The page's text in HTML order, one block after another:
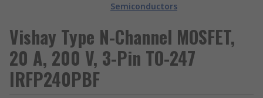
Semiconductors
Vishay Type N-Channel MOSFET,
20 A, 200 V, 3-Pin TO-247
IRFP240PBF